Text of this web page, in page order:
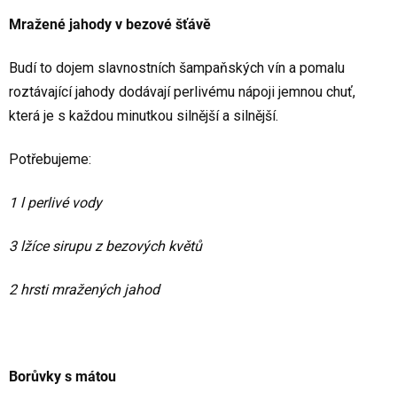
Mražené jahody v bezové šťávě
Budí to dojem slavnostních šampaňských vín a pomalu
roztávající jahody dodávají perlivému nápoji jemnou chuť,
která je s každou minutkou silnější a silnější.
Potřebujeme:
1 l perlivé vody
3 lžíce sirupu z bezových květů
2 hrsti mražených jahod
Borůvky s mátou